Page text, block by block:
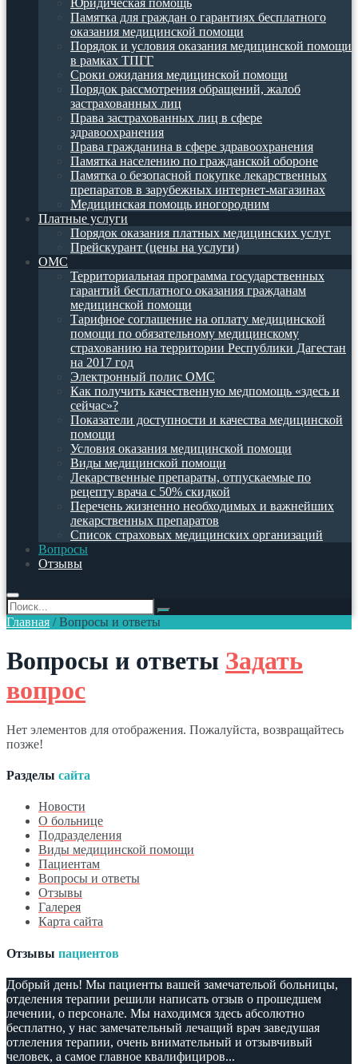
Юридическая помощь
Памятка для граждан о гарантиях бесплатного
оказания медицинской помощи
Порядок и условия оказания медицинской помощи
в рамках ТПГГ
Сроки ожидания медицинской помощи
Порядок рассмотрения обращений, жалоб
застрахованных лиц
Права застрахованных лиц в сфере
здравоохранения
Права гражданина в сфере здравоохранения
Памятка населению по гражданской обороне
Памятка о безопасной покупке лекарственных
препаратов в зарубежных интернет-магазинах
Медицинская помощь иногородним
Платные услуги
Порядок оказания платных медицинских услуг
Прейскурант (цены на услуги)
ОМС
Территориальная программа государственных
гарантий бесплатного оказания гражданам
медицинской помощи
Тарифное соглашение на оплату медицинской
помощи по обязательному медицинскому
страхованию на территории Республики Дагестан
на 2017 год
Электронный полис ОМС
Как получить качественную медпомощь «здесь и
сейчас»?
Показатели доступности и качества медицинской
помощи
Условия оказания медицинской помощи
Виды медицинской помощи
Лекарственные препараты, отпускаемые по
рецепту врача с 50% скидкой
Перечень жизненно необходимых и важнейших
лекарственных препаратов
Список страховых медицинских организаций
Вопросы
Отзывы
Главная /Вопросы и ответы
Вопросы и ответы Задать
вопрос
Нет элементов для отображения. Пожалуйста, возвращайтесь
позже!
Разделы сайта
Новости
О больнице
Подразделения
Виды медицинской помощи
Пациентам
Вопросы и ответы
Отзывы
Галерея
Карта сайта
Отзывы пациентов
Добрый день! Мы пациенты вашей замечательой больницы,
отделения терапии решили написать отзыв о прошедшем
лечении, о персонале. Мы находимся здесь абсолютно
бесплатно, у нас замечательный лечащий врач заведушая
отлеления терапии, очень внимательный и отзывчивый
человек, а самое главное квалифициров...